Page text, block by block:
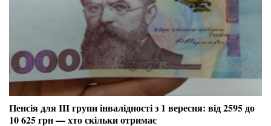
Пенсія для III групи інвалідності з 1 вересня: від 2595 до
10 625 грн — хто скільки отримає